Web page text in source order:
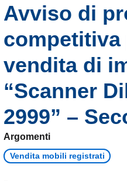
Avviso di
competitiva
vendita di
“Scanner
2999” –
Argomenti
Vendita mobili registrati